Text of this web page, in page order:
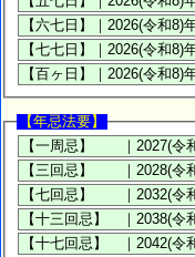
【年忌法要】